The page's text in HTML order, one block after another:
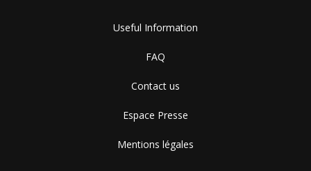
Useful Information
FAQ
Contact us
Espace Presse
Mentions légales